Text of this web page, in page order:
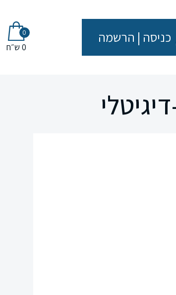
כניסה | הרשמה 0
0 ש״ח